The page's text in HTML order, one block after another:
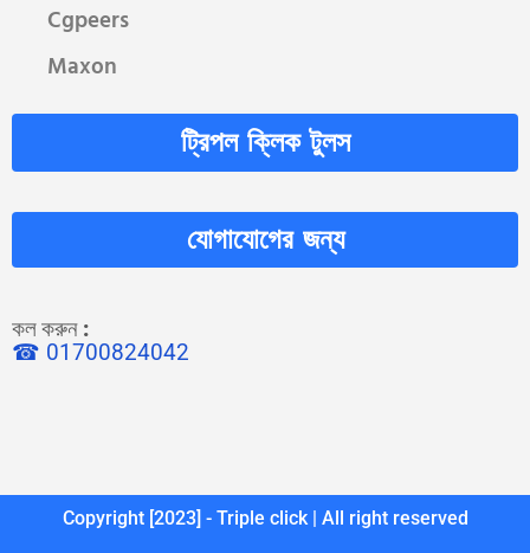
Cgpeers
Maxon
ট্রিপল ক্লিক টুলস
যোগাযোগের জন্য
কল করুন:
☎ 01700824042
Copyright [2023] - Triple click | All right reserved